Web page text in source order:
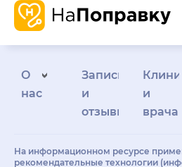
О
нас
Запись
и
отзывы
и
врачам
На информационном ресурсе
рекомендательные технологии